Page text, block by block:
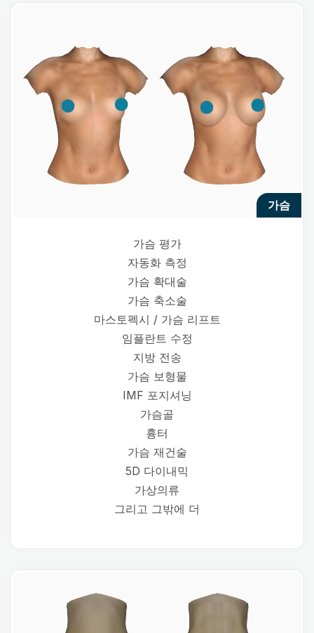
가슴
가슴 평가
자동화 측정
가슴 확대술
가슴 축소술
마스토펙시 / 가슴 리프트
임플란트 수정
지방 전송
가슴 보형물
IMF 포지셔닝
가슴골
흉터
가슴 재건술
5D 다이내믹
가상의류
그리고 그밖에 더